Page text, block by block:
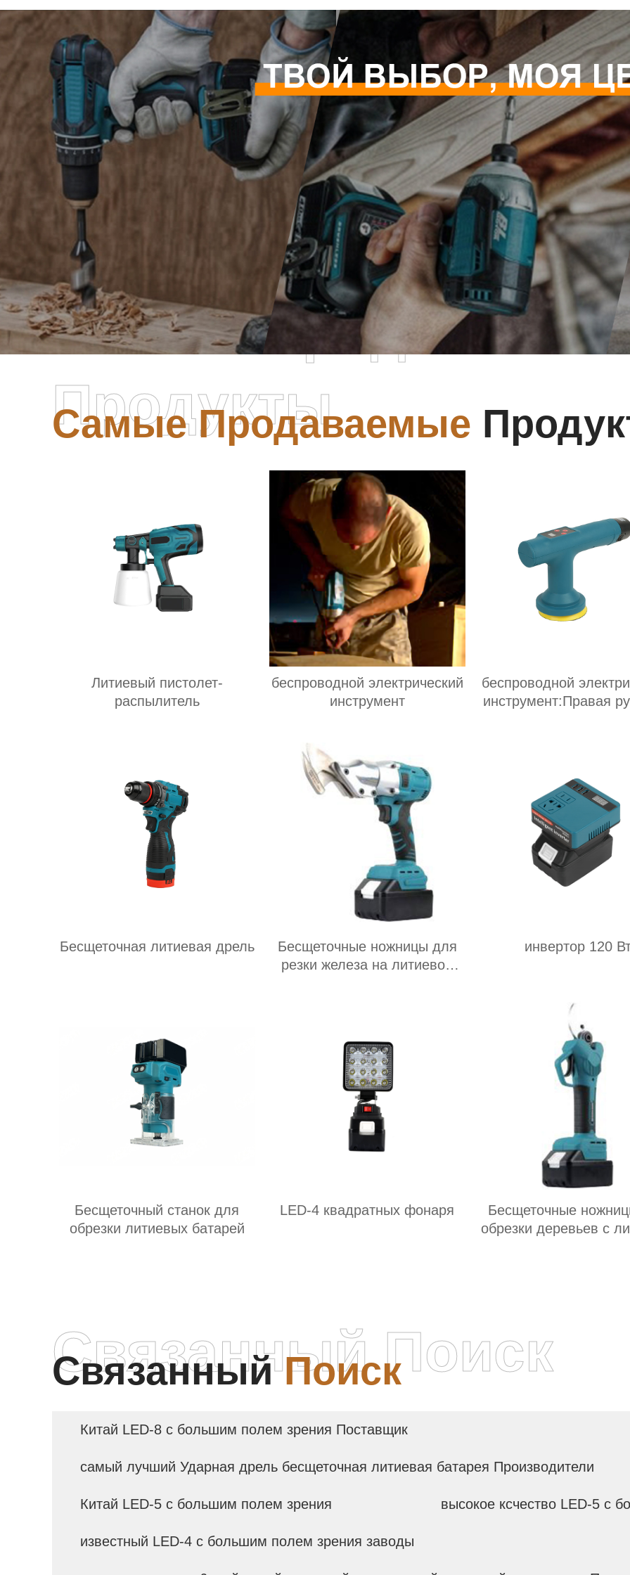
Самые Продаваемые
Самые
Продукты
Литиевый пистолет-
распылитель
беспроводной электрический
инструмент
беспроводной
инструмент:Правая
Бесщеточная литиевая дрель
Бесщеточные ножницы для
резки железа на литиевой
инвертор 120
Бесщеточный станок для
обрезки литиевых батарей
LED-4 квадратных фонаря
Бесщеточные
обрезки деревьев с
СвязанныйПоиск
Связанный Поиск
Китай LED-8 с большим полем зрения Поставщик
самый лучший Ударная дрель бесщеточная литиевая батарея Производители
Китай LED-5 с большим полем зрения высокое ксчество LED-5 с
известный LED-4 с большим полем зрения заводы